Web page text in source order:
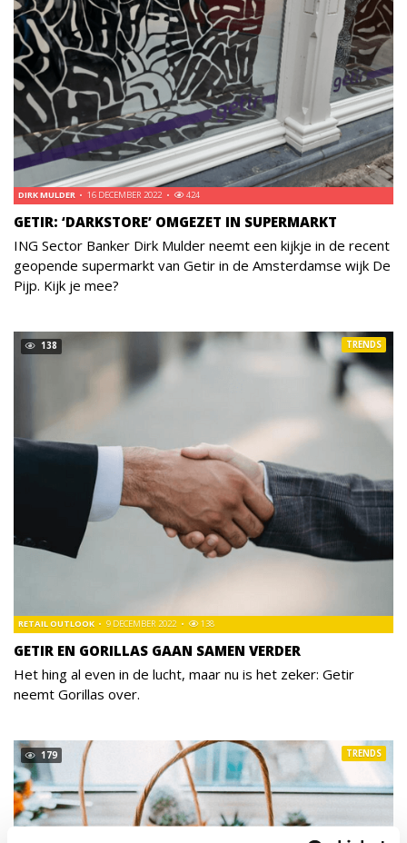
GETIR: ‘DARKSTORE’ OMGEZET IN SUPERMARKT
DIRK MULDER 16 DECEMBER 2022 424
ING Sector Banker Dirk Mulder neemt een kijkje in de recent
geopende supermarkt van Getir in de Amsterdamse wijk De
Pijp. Kijk je mee?
138
GETIR EN GORILLAS GAAN SAMEN VERDER
RETAIL OUTLOOK 9 DECEMBER 2022 138
TRENDS
Het hing al even in de lucht, maar nu is het zeker: Getir
neemt Gorillas over.
179 TRENDS